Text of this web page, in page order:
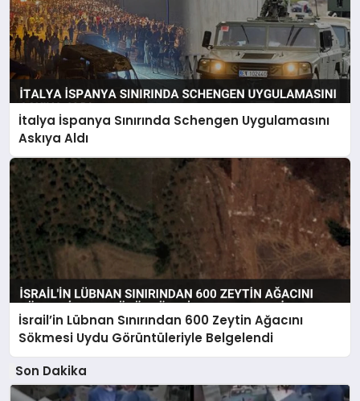
İtalya İspanya Sınırında Schengen Uygulamasını
Askıya Aldı
İsrail’in Lübnan Sınırından 600 Zeytin Ağacını
Sökmesi Uydu Görüntüleriyle Belgelendi
Son Dakika